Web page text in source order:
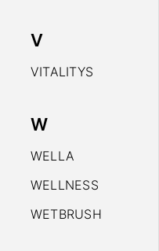
V
VITALITYS
W
WELLA
WELLNESS
WETBRUSH